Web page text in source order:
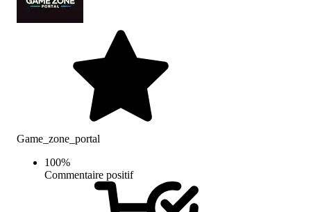
Game_zone_portal
100%
Commentaire positif